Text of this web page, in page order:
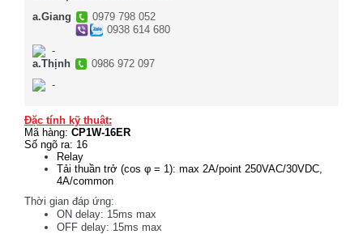
a.Giang
0979 798 052
0938 614 680
-
a.Thịnh
0986 972 097
-
Đặc tính kỹ thuật:
Mã hàng: CP1W-16ER
Số ngõ ra: 16
Relay
Tải thuần trở (cos φ = 1): max 2A/point 250VAC/30VDC,
4A/common
Thời gian đáp ứng:
ON delay: 15ms max
OFF delay: 15ms max